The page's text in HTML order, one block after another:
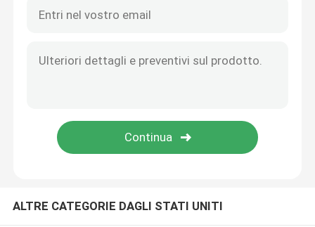
ALTRE CATEGORIE DAGLI STATI UNITI